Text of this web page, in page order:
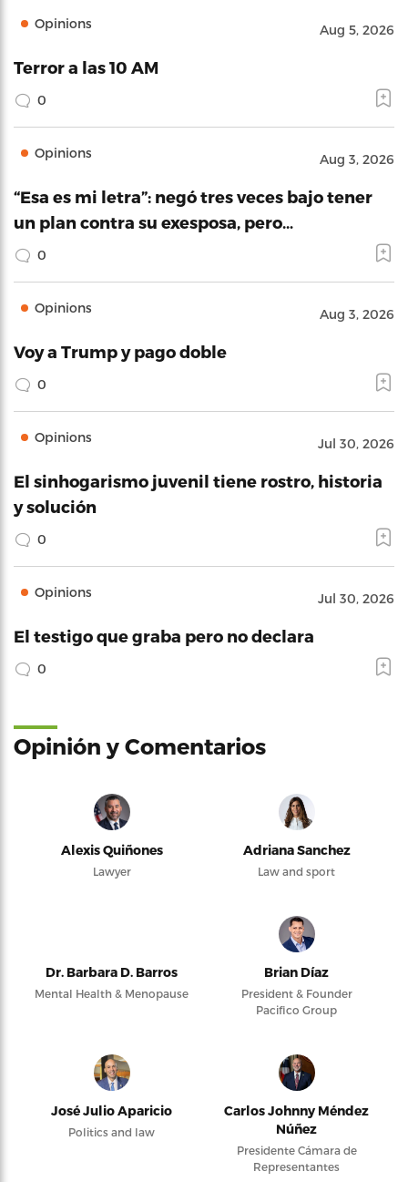
Opinions Aug 5, 2026
Terror a las 10 AM
0
Opinions Aug 3, 2026
“Esa es mi letra”: negó tres veces bajo tener
un plan contra su exesposa, pero…
0
Opinions Aug 3, 2026
Voy a Trump y pago doble
0
Opinions Jul 30, 2026
El sinhogarismo juvenil tiene rostro, historia
y solución
0
Opinions Jul 30, 2026
El testigo que graba pero no declara
0
Opinión y Comentarios
Alexis Quiñones
Lawyer
Adriana Sanchez
Law and sport
Dr. Barbara D. Barros
Mental Health & Menopause
Brian Díaz
President & Founder
Pacifico Group
José Julio Aparicio
Politics and law
Carlos Johnny Méndez
Núñez
Presidente Cámara de
Representantes